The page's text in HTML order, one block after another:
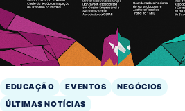
EDUCAÇÃO EVENTOS
NEGÓCIOS
ÚLTIMAS NOTÍCIAS